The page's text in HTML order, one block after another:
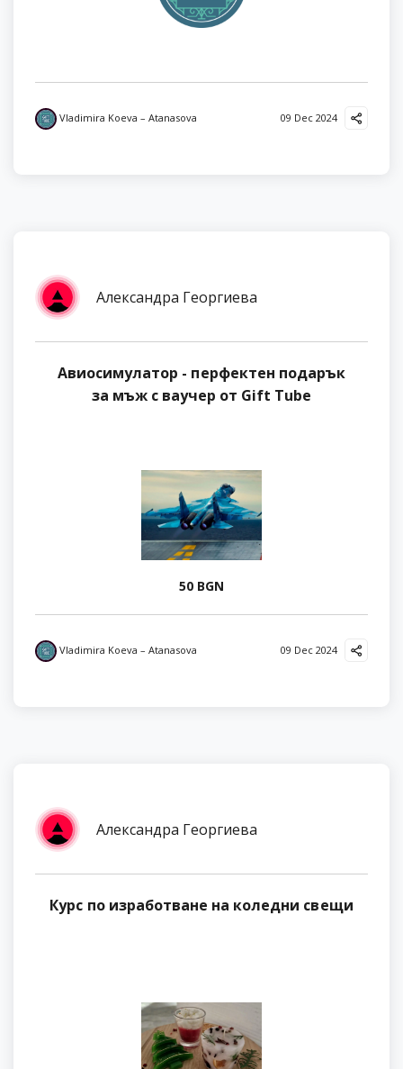
Vladimira Koeva – Atanasova 09 Dec 2024
Александра Георгиева
Авиосимулатор - перфектен подарък
за мъж с ваучер от Gift Tube
50 BGN
Vladimira Koeva – Atanasova 09 Dec 2024
Александра Георгиева
Курс по изработване на коледни свещи